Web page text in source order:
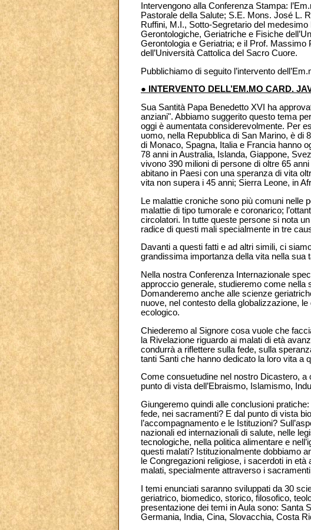
Intervengono alla Conferenza Stampa:
Pastorale della Salute; S.E. Mons. José L.
Ruffini, M.I., Sotto-Segretario del
Gerontologiche, Geriatriche e Fisiche
Gerontologia e Geriatria; e il Prof. Massimo
dell’Università Cattolica del Sacro Cuore.
Pubblichiamo di seguito l’intervento
● INTERVENTO DELL’EM.MO CARD.
Sua Santità Papa Benedetto XVI ha
anziani". Abbiamo suggerito questo tema
oggi è aumentata considerevolmente. Per
uomo, nella Repubblica di San Marino, è di
di Monaco, Spagna, Italia e Francia hanno
78 anni in Australia, Islanda, Giappone,
vivono 390 milioni di persone di oltre 65
abitano in Paesi con una speranza di vita
vita non supera i 45 anni; Sierra Leone, in
Le malattie croniche sono più comuni nelle
malattie di tipo tumorale e coronarico;
circolatori. In tutte queste persone si nota
radice di questi mali specialmente in tre
Davanti a questi fatti e ad altri simili, ci
grandissima importanza della vita nella sua
Nella nostra Conferenza Internazionale
approccio generale, studieremo come
Domanderemo anche alle scienze
nuove, nel contesto della globalizzazione,
ecologico.
Chiederemo al Signore cosa vuole che
la Rivelazione riguardo ai malati di età
condurrà a riflettere sulla fede, sulla
tanti Santi che hanno dedicato la loro vita a
Come consuetudine nel nostro Dicastero, a
punto di vista dell’Ebraismo, Islamismo,
Giungeremo quindi alle conclusioni
fede, nei sacramenti? E dal punto di vista
l’accompagnamento e le Istituzioni?
nazionali ed internazionali di salute, nelle
tecnologiche, nella politica alimentare e
questi malati? Istituzionalmente dobbiamo
le Congregazioni religiose, i sacerdoti in
malati, specialmente attraverso i
I temi enunciati saranno sviluppati da 30
geriatrico, biomedico, storico, filosofico,
presentazione dei temi in Aula sono: Santa
Germania, India, Cina, Slovacchia, Costa